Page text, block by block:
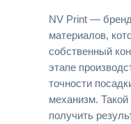
NV Print —
материалов,
собственный
этапе
точности
механизм.
получить